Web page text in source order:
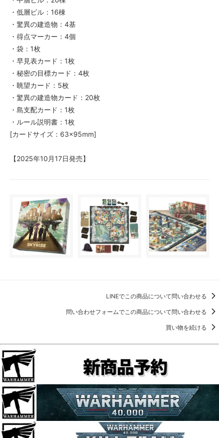
・低層ビル：16棟
・驚異の建造物：4基
・得点マーカー：4個
・袋：1枚
・早見表カード：1枚
・秘密の目標カード：4枚
・眺望カード：5枚
・驚異の建造物カード：20枚
・島支配カード：1枚
・ルール説明書：1枚
[カードサイズ：63×95mm]
【2025年10月17日発売】
LINEでこの商品について問い合わせる
問い合わせフォームでこの商品について問い合わせる
買い物を続ける